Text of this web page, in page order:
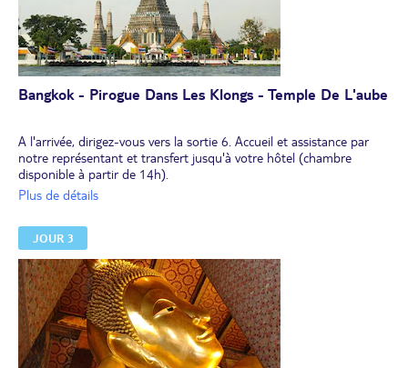
Bangkok - Pirogue Dans Les Klongs - Temple De L'aube
A l'arrivée, dirigez-vous vers la sortie 6. Accueil et assistance par
notre représentant et transfert jusqu'à votre hôtel (chambre
disponible à partir de 14h).
Première immersion dans "la cité des anges" en embarquant dans
célèbres canaux de Bangkok. Vous y découvrirez la vie
traditionnelle de ses habitants. Arrêt au Wat Arun, "temple de
l'Aurore", symbole de la capitale, ainsi dénommé en hommage au
dieu indien de l'aube : Aruna. Ce temple est situé au bord du
fleuve Chao Phraya, sur la rive de Thonburi, en face du Grand
Palais. Son principal centre d'intérêt est sa pagode centrale haute
de 79 m.
Dîner. Nuit à l'hôtel.
Plus de détails
JOUR 3